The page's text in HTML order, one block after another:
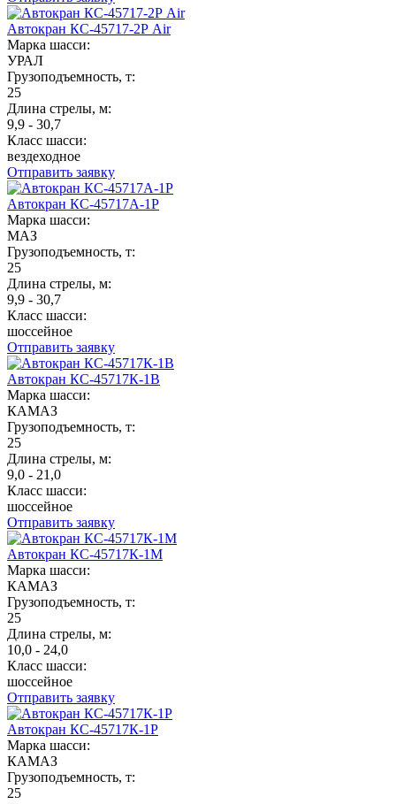
Автокран КС-45717-2Р Air
Марка шасси:
УРАЛ
Грузоподъемность, т:
25
Длина стрелы, м:
9,9 - 30,7
Класс шасси:
вездеходное
Отправить заявку
Автокран КС-45717А-1Р
Марка шасси:
МАЗ
Грузоподъемность, т:
25
Длина стрелы, м:
9,9 - 30,7
Класс шасси:
шоссейное
Отправить заявку
Автокран КС-45717К-1В
Марка шасси:
КАМАЗ
Грузоподъемность, т:
25
Длина стрелы, м:
9,0 - 21,0
Класс шасси:
шоссейное
Отправить заявку
Автокран КС-45717К-1М
Марка шасси:
КАМАЗ
Грузоподъемность, т:
25
Длина стрелы, м:
10,0 - 24,0
Класс шасси:
шоссейное
Отправить заявку
Автокран КС-45717К-1Р
Марка шасси:
КАМАЗ
Грузоподъемность, т:
25